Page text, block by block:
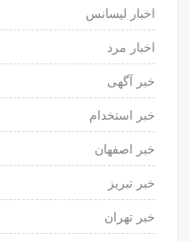
اخبار لیسانس
اخبار مرد
خبر آگهی
خبر استخدام
خبر اصفهان
خبر تبریز
خبر تهران